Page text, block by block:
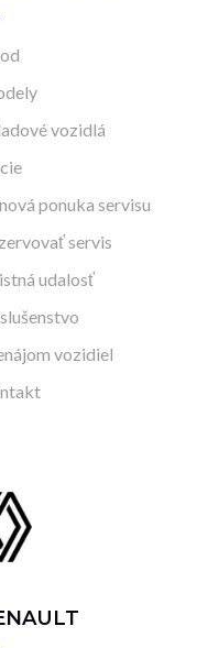
vozidlá
ponuka servisu
servis
udalosť
vozidiel